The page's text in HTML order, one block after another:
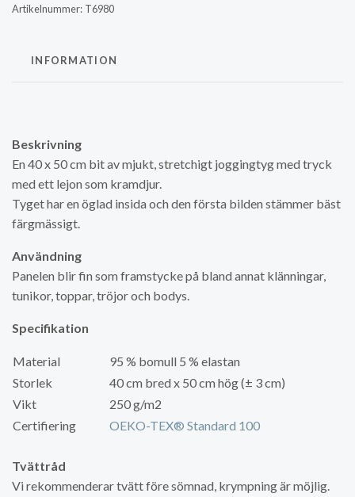
Artikelnummer: T6980
INFORMATION
Beskrivning
En 40 x 50 cm bit av mjukt, stretchigt joggingtyg med tryck
med ett lejon som kramdjur.
Tyget har en öglad insida och den första bilden stämmer bäst
färgmässigt.
Användning
Panelen blir fin som framstycke på bland annat klänningar,
tunikor, toppar, tröjor och bodys.
Specifikation
Material
95 % bomull 5 % elastan
Storlek
40 cm bred x 50 cm hög (± 3 cm)
Vikt
250 g/m2
Certifiering
OEKO-TEX® Standard 100
Tvättråd
Vi rekommenderar tvätt före sömnad, krympning är möjlig.